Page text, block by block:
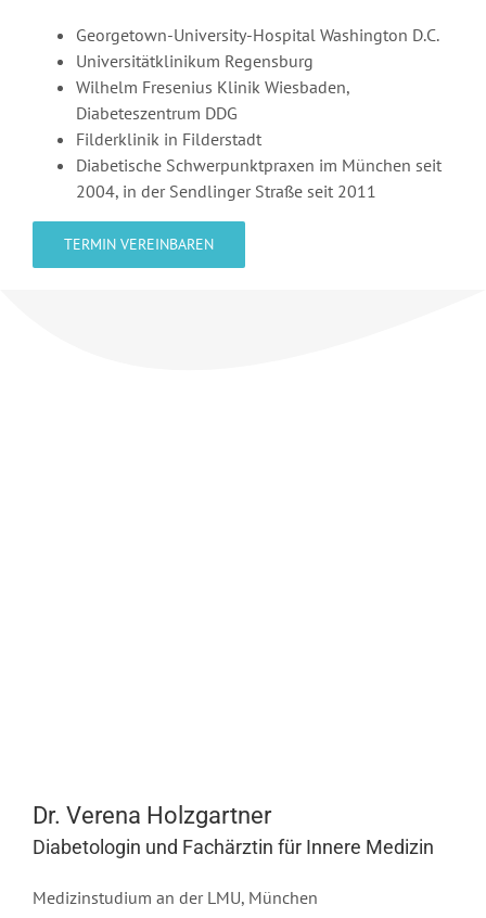
Georgetown-University-Hospital Washington D.C.
Universitätklinikum Regensburg
Wilhelm Fresenius Klinik Wiesbaden,
Diabeteszentrum DDG
Filderklinik in Filderstadt
Diabetische Schwerpunktpraxen im München seit
2004, in der Sendlinger Straße seit 2011
TERMIN VEREINBAREN
Dr. Verena Holzgartner
Diabetologin und Fachärztin für Innere Medizin
Medizinstudium an der LMU, München